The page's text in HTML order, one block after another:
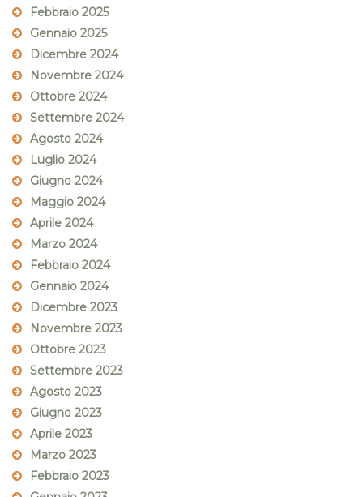
Febbraio 2025
Gennaio 2025
Dicembre 2024
Novembre 2024
Ottobre 2024
Settembre 2024
Agosto 2024
Luglio 2024
Giugno 2024
Maggio 2024
Aprile 2024
Marzo 2024
Febbraio 2024
Gennaio 2024
Dicembre 2023
Novembre 2023
Ottobre 2023
Settembre 2023
Agosto 2023
Giugno 2023
Aprile 2023
Marzo 2023
Febbraio 2023